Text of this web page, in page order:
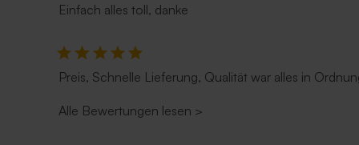
Einfach alles toll, danke
Preis, Schnelle Lieferung, Qualität war alles in
Alle Bewertungen lesen >